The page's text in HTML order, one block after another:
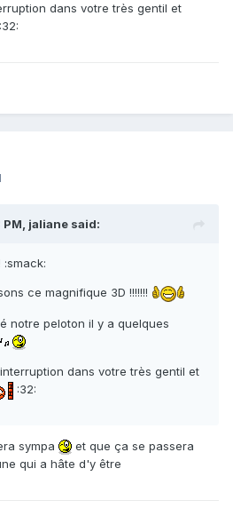
dans votre très gentil et
:32:
PM, jaliane said:
ce magnifique 3D !!!!!!!
notre peloton il y a quelques
dans votre très gentil et
:32:
sympa
et que ça se passera
qui a hâte d'y être